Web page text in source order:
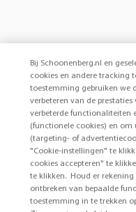
Bij Schoonenberg.nl en
cookies en andere tracking
toestemming gebruiken we
verbeteren van de
verbeterde functionaliteiten
(functionele cookies) en
(targeting- of
"Cookie-instellingen" te
cookies accepteren" te
te klikken. Houd er
ontbreken van bepaalde
toestemming in te trekken